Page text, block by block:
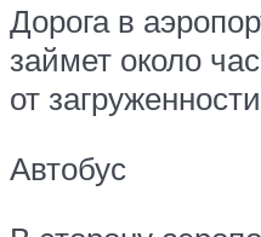
Дорога в
займет около
от
Автобус